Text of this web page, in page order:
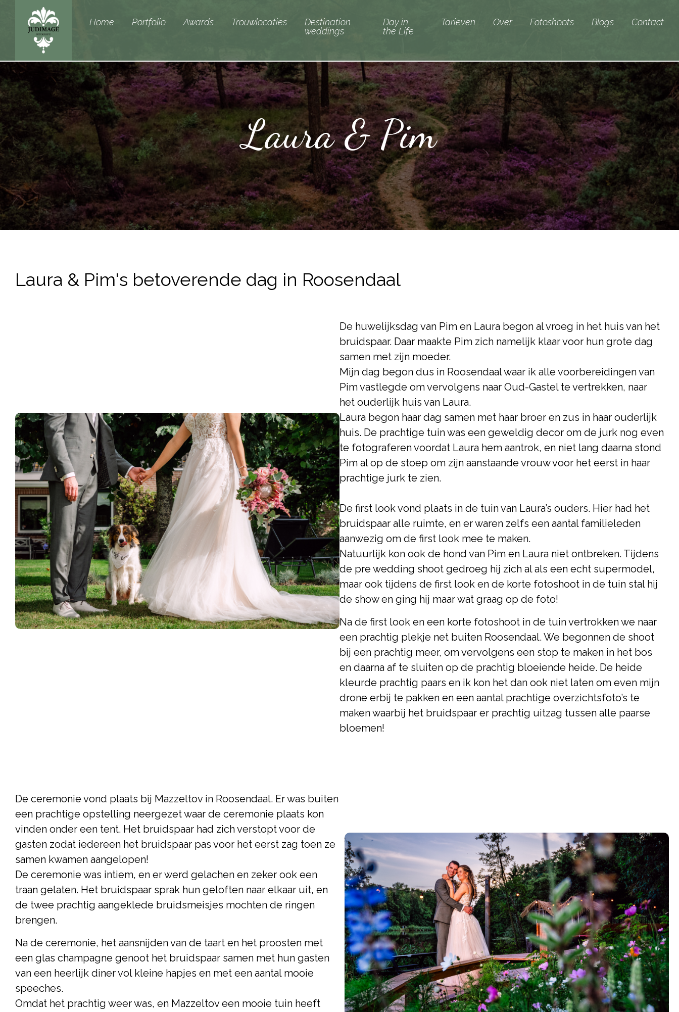
Home Portfolio Awards Trouwlocaties
Destination
weddings
Day in
the Life
Tarieven Over Fotoshoots Blogs Contact
Laura & Pim
Laura & Pim's betoverende dag in Roosendaal
De huwelijksdag van Pim en Laura begon al vroeg in het huis van het
bruidspaar. Daar maakte Pim zich namelijk klaar voor hun grote dag
samen met zijn moeder.
Mijn dag begon dus in Roosendaal waar ik alle voorbereidingen van
Pim vastlegde om vervolgens naar Oud-Gastel te vertrekken, naar
het ouderlijk huis van Laura.
Laura begon haar dag samen met haar broer en zus in haar ouderlijk
huis. De prachtige tuin was een geweldig decor om de jurk nog even
te fotograferen voordat Laura hem aantrok, en niet lang daarna stond
Pim al op de stoep om zijn aanstaande vrouw voor het eerst in haar
prachtige jurk te zien.
De first look vond plaats in de tuin van Laura’s ouders. Hier had het
bruidspaar alle ruimte, en er waren zelfs een aantal familieleden
aanwezig om de first look mee te maken.
Natuurlijk kon ook de hond van Pim en Laura niet ontbreken. Tijdens
de pre wedding shoot gedroeg hij zich al als een echt supermodel,
maar ook tijdens de first look en de korte fotoshoot in de tuin stal hij
de show en ging hij maar wat graag op de foto!
Na de first look en een korte fotoshoot in de tuin vertrokken we naar
een prachtig plekje net buiten Roosendaal. We begonnen de shoot
bij een prachtig meer, om vervolgens een stop te maken in het bos
en daarna af te sluiten op de prachtig bloeiende heide. De heide
kleurde prachtig paars en ik kon het dan ook niet laten om even mijn
drone erbij te pakken en een aantal prachtige overzichtsfoto’s te
maken waarbij het bruidspaar er prachtig uitzag tussen alle paarse
bloemen!
De ceremonie vond plaats bij Mazzeltov in Roosendaal. Er was buiten
een prachtige opstelling neergezet waar de ceremonie plaats kon
vinden onder een tent. Het bruidspaar had zich verstopt voor de
gasten zodat iedereen het bruidspaar pas voor het eerst zag toen ze
samen kwamen aangelopen!
De ceremonie was intiem, en er werd gelachen en zeker ook een
traan gelaten. Het bruidspaar sprak hun geloften naar elkaar uit, en
de twee prachtig aangeklede bruidsmeisjes mochten de ringen
brengen.
Na de ceremonie, het aansnijden van de taart en het proosten met
een glas champagne genoot het bruidspaar samen met hun gasten
van een heerlijk diner vol kleine hapjes en met een aantal mooie
speeches.
Omdat het prachtig weer was, en Mazzeltov een mooie tuin heeft